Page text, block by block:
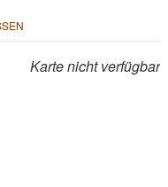
Karte nicht verfügbar